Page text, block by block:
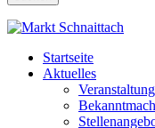
Startseite
Aktuelles